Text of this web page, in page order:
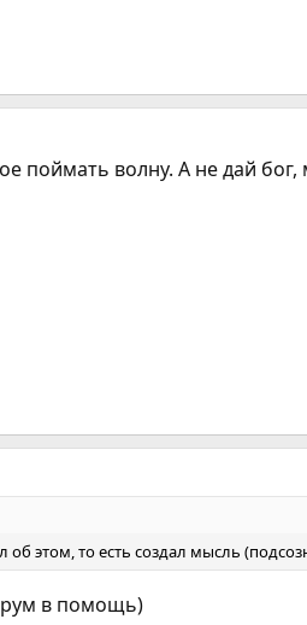
поймать волну. А не дай
об этом, то есть создал мысль
в помощь)